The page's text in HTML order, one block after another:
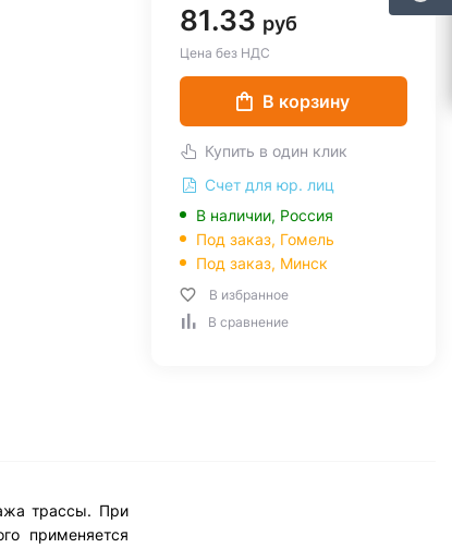
81.33 руб
Цена без НДС
В корзину
Купить в один клик
Счет для юр. лиц
В наличии, Россия
Под заказ, Гомель
Под заказ, Минск
В избранное
В сравнение
трассы. При
применяется